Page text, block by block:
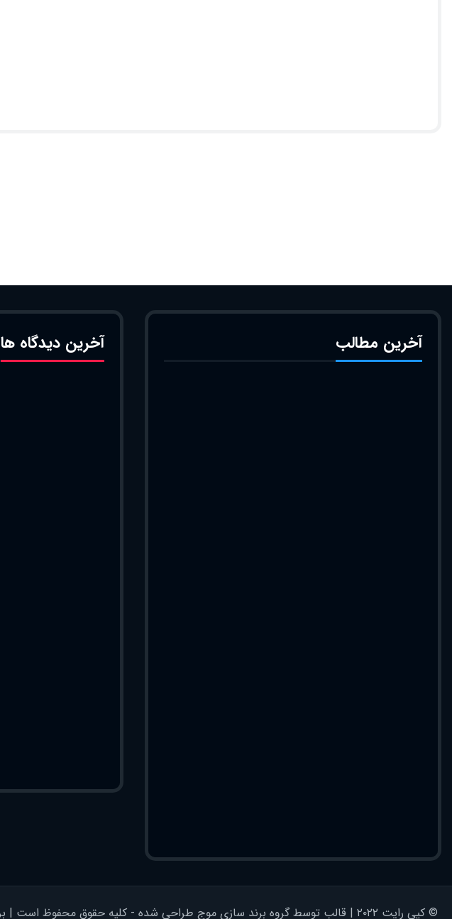
آخرین مطالب آخرین دیدگاه ها
© کپی رایت ۲۰۲۲ | قالب توسط گروه برند سازی موج طراحی شده - کلیه حقوق محفوظ است | برای وردپرس طراحی شده است